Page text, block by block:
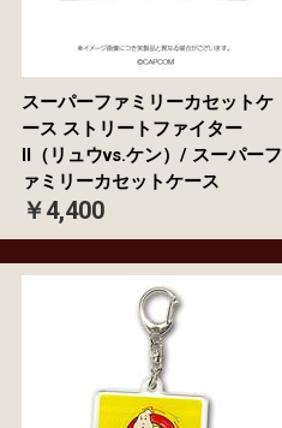
スーパーファミリーカセットケ
ース ストリートファイター
II（リュウvs.ケン）/ スーパーフ
ァミリーカセットケース
￥4,400